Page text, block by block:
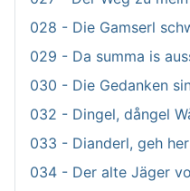
028 - Die Gamserl
029 - Da summa is
030 - Die Gedanken
032 - Dingel, dångel
033 - Dianderl, geh
034 - Der alte Jäger